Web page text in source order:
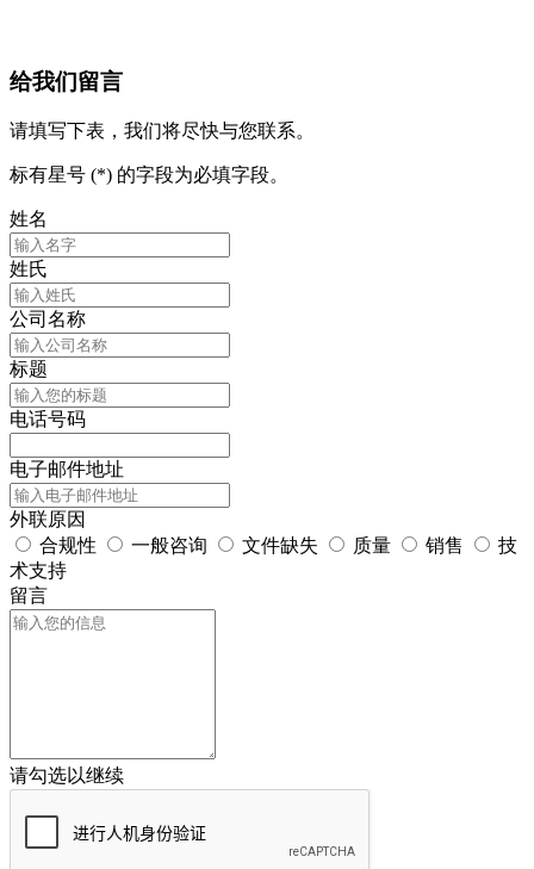
给我们留言
请填写下表，我们将尽快与您联系。
标有星号 (*) 的字段为必填字段。
姓名
姓氏
公司名称
标题
电话号码
电子邮件地址
外联原因
合规性
一般咨询 文件缺失 质量 销售
技
术支持
留言
请勾选以继续